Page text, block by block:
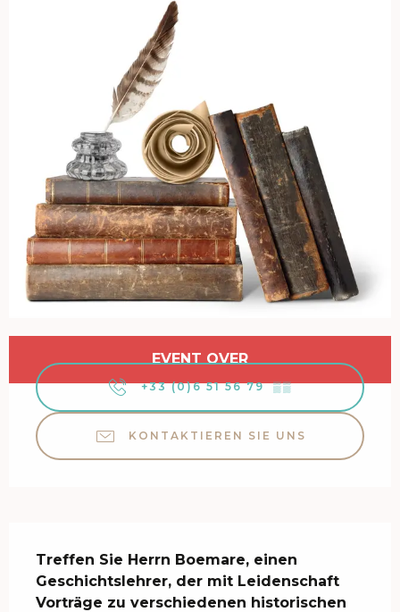
Öffnungszeiten & Kontaktdaten
EVENT OVER
+33 (0)6 51 56 79▒▒
KONTAKTIEREN SIE UNS
Treffen Sie Herrn Boemare, einen
Geschichtslehrer, der mit Leidenschaft
Vorträge zu verschiedenen historischen